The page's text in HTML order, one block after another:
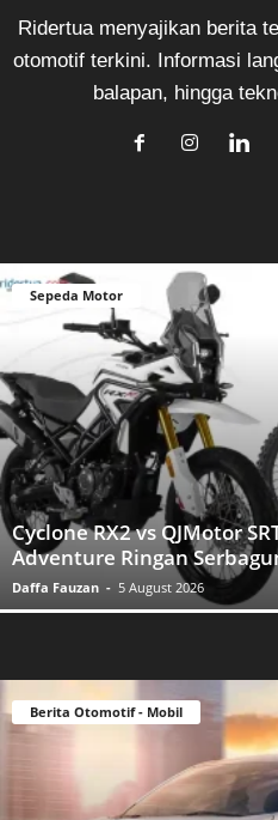
Ridertua menyajikan berita
otomotif terkini. Informasi
balapan, hingga
Sepeda Motor
Cyclone RX2 vs QJMotor
Adventure Ringan
Daffa Fauzan - 5 August 2026
Berita Otomotif - Mobil